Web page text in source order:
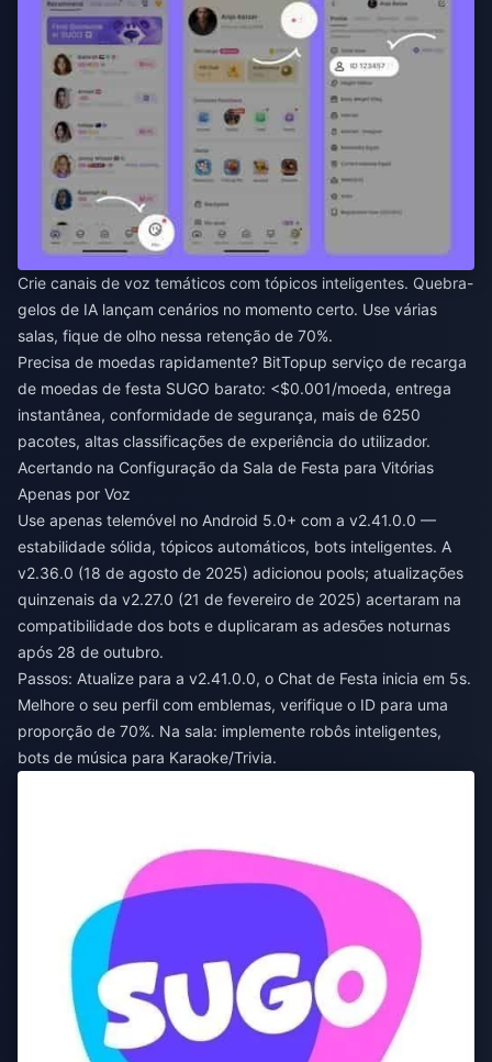
Crie canais de voz temáticos com tópicos inteligentes. Quebra-
gelos de IA lançam cenários no momento certo. Use várias
salas, fique de olho nessa retenção de 70%.
Precisa de moedas rapidamente? BitTopup serviço de recarga
de moedas de festa SUGO barato: <$0.001/moeda, entrega
instantânea, conformidade de segurança, mais de 6250
pacotes, altas classificações de experiência do utilizador.
Acertando na Configuração da Sala de Festa para Vitórias
Apenas por Voz
Use apenas telemóvel no Android 5.0+ com a v2.41.0.0 —
estabilidade sólida, tópicos automáticos, bots inteligentes. A
v2.36.0 (18 de agosto de 2025) adicionou pools; atualizações
quinzenais da v2.27.0 (21 de fevereiro de 2025) acertaram na
compatibilidade dos bots e duplicaram as adesões noturnas
após 28 de outubro.
Passos: Atualize para a v2.41.0.0, o Chat de Festa inicia em 5s.
Melhore o seu perfil com emblemas, verifique o ID para uma
proporção de 70%. Na sala: implemente robôs inteligentes,
bots de música para Karaoke/Trivia.